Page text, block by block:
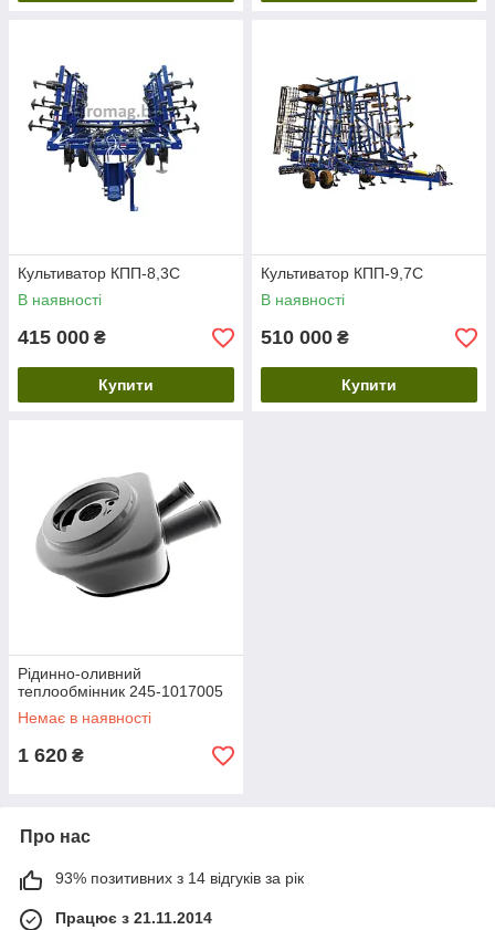
Культиватор КПП-8,3С
В наявності
415 000 ₴
Купити
Культиватор КПП-9,7С
В наявності
510 000 ₴
Купити
Рідинно-оливний
теплообмінник 245-1017005
Немає в наявності
1 620 ₴
Про нас
93% позитивних з 14 відгуків за рік
Працює з 21.11.2014